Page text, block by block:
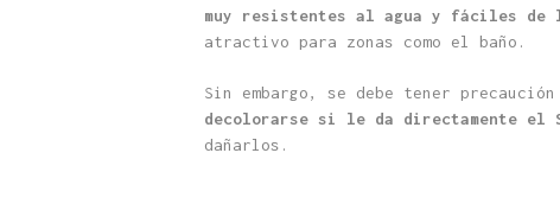
muy resistentes al agua y fáciles de
atractivo para zonas como el baño.
Sin embargo, se debe tener precaución
decolorarse si le da directamente el
dañarlos.